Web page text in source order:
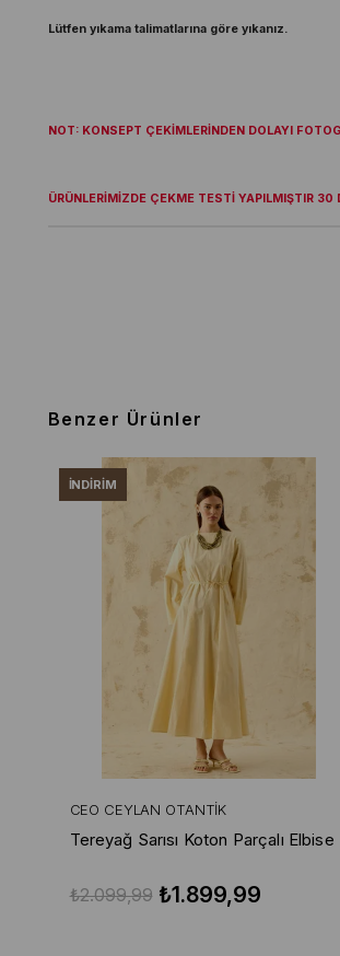
Lütfen yıkama talimatlarına göre yıkanız.
NOT: KONSEPT ÇEKİMLERİNDEN DOLAYI
ÜRÜNLERİMİZDE ÇEKME TESTİ YAPILMIŞTIR
Benzer Ürünler
CEO CEYLAN OTANTIK
Tereyağ Sarısı Koton Parçalı Elbise
₺1.899,99
₺2.099,99
İNDIRIM